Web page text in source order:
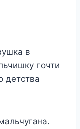
в
почти
детства